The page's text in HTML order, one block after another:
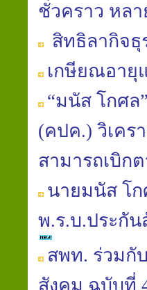
ชั่วคราว หล
สิทธิลากิจธุ
เกษียณอายุ
“มนัส โกศล
(คปค.) วิเคร
สามารถเบิก
นายมนัส โ
พ.ร.บ.ประกัน
สพท. ร่วมกั
สังคม ฉบับที่